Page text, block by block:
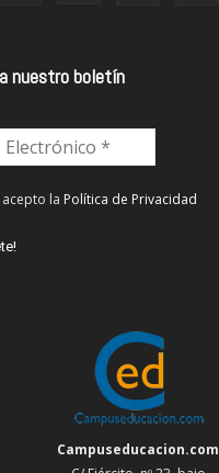
nuestro boletín
la Política de Privacidad
Campuseducacion.com